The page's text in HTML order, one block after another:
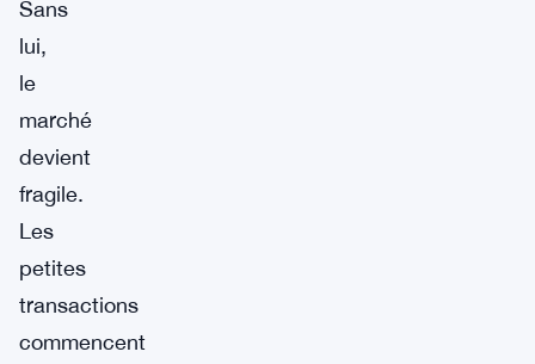
Sans
lui,
le
marché
devient
fragile.
Les
petites
transactions
commencent